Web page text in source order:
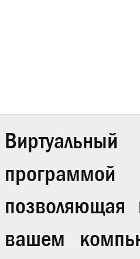
Виртуальный
вашем